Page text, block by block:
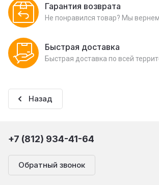
Гарантия возврата
Не понравился товар? Мы
Быстрая доставка
Быстрая доставка по всей
Назад
+7 (812) 934-41-64
Обратный звонок